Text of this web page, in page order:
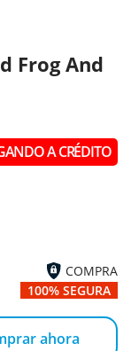
Frog And
A CRÉDITO
COMPRA
100% SEGURA
ahora